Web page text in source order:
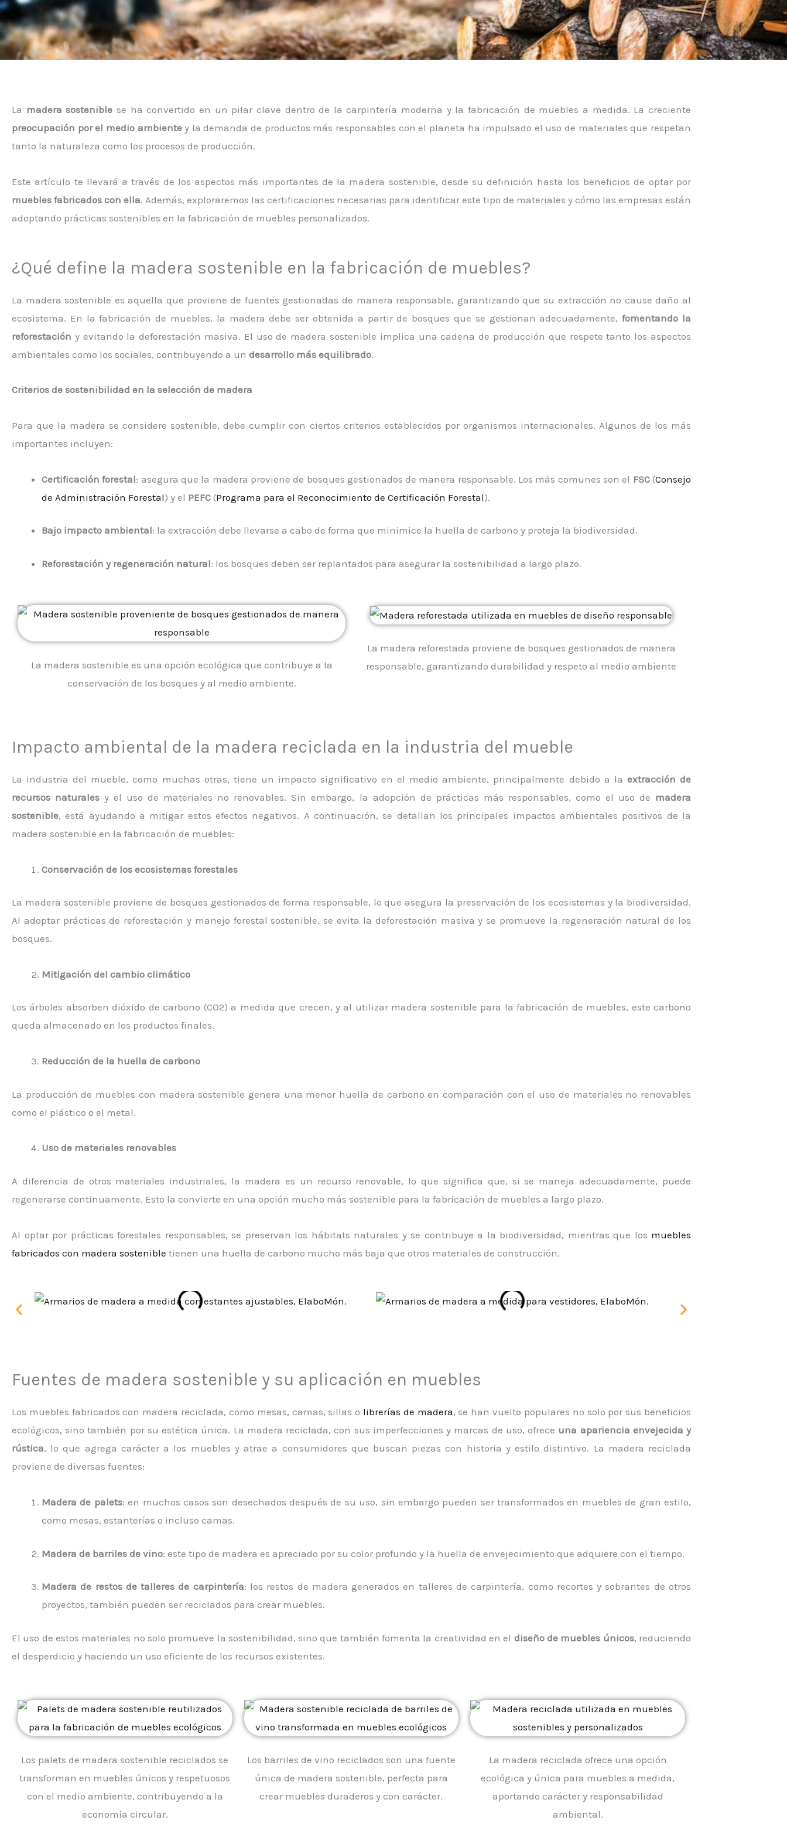
La madera sostenible se ha convertido en un pilar clave dentro de la carpintería moderna y la fabricación de muebles a medida. La creciente
preocupación por el medio ambientey la demanda de productos más responsables con el planeta ha impulsado el uso de materiales que respetan
tanto la naturaleza como los procesos de producción.
Este artículo te llevará a través de los aspectos más importantes de la madera sostenible, desde su definición hasta los beneficios de optar por
muebles fabricados con ella. Además, exploraremos las certificaciones necesarias para identificar este tipo de materiales y cómo las empresas están
adoptando prácticas sostenibles en la fabricación de muebles personalizados.
¿Qué define la madera sostenible en la fabricación de muebles?
La madera sostenible es aquella que proviene de fuentes gestionadas de manera responsable, garantizando que su extracción no cause daño al
ecosistema. En la fabricación de muebles, la madera debe ser obtenida a partir de bosques que se gestionan adecuadamente,fomentando la
reforestación y evitando la deforestación masiva. El uso de madera sostenible implica una cadena de producción que respete tanto los aspectos
ambientales como los sociales, contribuyendo a un desarrollo más equilibrado.
Criterios de sostenibilidad en la selección de madera
Para que la madera se considere sostenible, debe cumplir con ciertos criterios establecidos por organismos internacionales. Algunos de los más
importantes incluyen:
Certificación forestal: asegura que la madera proviene de bosques gestionados de manera responsable. Los más comunes son el FSC(Consejo
de Administración Forestal) y el PEFC (Programa para el Reconocimiento de Certificación Forestal).
Bajo impacto ambiental: la extracción debe llevarse a cabo de forma que minimice la huella de carbono y proteja la biodiversidad.
Reforestación y regeneración natural: los bosques deben ser replantados para asegurar la sostenibilidad a largo plazo.
La madera sostenible es una opción ecológica que contribuye a la
conservación de los bosques y al medio ambiente.
La madera reforestada proviene de bosques gestionados de manera
responsable, garantizando durabilidad y respeto al medio ambiente
Impacto ambiental de la madera reciclada en la industria del mueble
La industria del mueble, como muchas otras, tiene un impacto significativo en el medio ambiente, principalmente debido a la extracción de
recursos naturales y el uso de materiales no renovables. Sin embargo, la adopción de prácticas más responsables, como el uso de madera
sostenible, está ayudando a mitigar estos efectos negativos. A continuación, se detallan los principales impactos ambientales positivos de la
madera sostenible en la fabricación de muebles:
Conservación de los ecosistemas forestales
La madera sostenible proviene de bosques gestionados de forma responsable, lo que asegura la preservación de los ecosistemas y la biodiversidad.
Al adoptar prácticas de reforestación y manejo forestal sostenible, se evita la deforestación masiva y se promueve la regeneración natural de los
bosques.
Mitigación del cambio climático
Los árboles absorben dióxido de carbono (CO2) a medida que crecen, y al utilizar madera sostenible para la fabricación de muebles, este carbono
queda almacenado en los productos finales.
Reducción de la huella de carbono
La producción de muebles con madera sostenible genera una menor huella de carbono en comparación con el uso de materiales no renovables
como el plástico o el metal.
Uso de materiales renovables
A diferencia de otros materiales industriales, la madera es un recurso renovable, lo que significa que, si se maneja adecuadamente, puede
regenerarse continuamente. Esto la convierte en una opción mucho más sostenible para la fabricación de muebles a largo plazo.
Al optar por prácticas forestales responsables, se preservan los hábitats naturales y se contribuye a la biodiversidad, mientras que los muebles
fabricados con madera sostenible tienen una huella de carbono mucho más baja que otros materiales de construcción.
Fuentes de madera sostenible y su aplicación en muebles
Los muebles fabricados con madera reciclada, como mesas, camas, sillas o librerías de madera, se han vuelto populares no solo por sus beneficios
ecológicos, sino también por su estética única. La madera reciclada, con sus imperfecciones y marcas de uso, ofrece una apariencia envejecida y
rústica, lo que agrega carácter a los muebles y atrae a consumidores que buscan piezas con historia y estilo distintivo. La madera reciclada
proviene de diversas fuentes:
Madera de palets: en muchos casos son desechados después de su uso, sin embargo pueden ser transformados en muebles de gran estilo,
como mesas, estanterías o incluso camas.
Madera de barriles de vino: este tipo de madera es apreciado por su color profundo y la huella de envejecimiento que adquiere con el tiempo.
Madera de restos de talleres de carpintería: los restos de madera generados en talleres de carpintería, como recortes y sobrantes de otros
proyectos, también pueden ser reciclados para crear muebles.
El uso de estos materiales no solo promueve la sostenibilidad, sino que también fomenta la creatividad en el diseño de muebles únicos, reduciendo
el desperdicio y haciendo un uso eficiente de los recursos existentes.
Los palets de madera sostenible reciclados se
transforman en muebles únicos y respetuosos
con el medio ambiente, contribuyendo a la
economía circular.
Los barriles de vino reciclados son una fuente
única de madera sostenible, perfecta para
crear muebles duraderos y con carácter.
La madera reciclada ofrece una opción
ecológica y única para muebles a medida,
aportando carácter y responsabilidad
ambiental.